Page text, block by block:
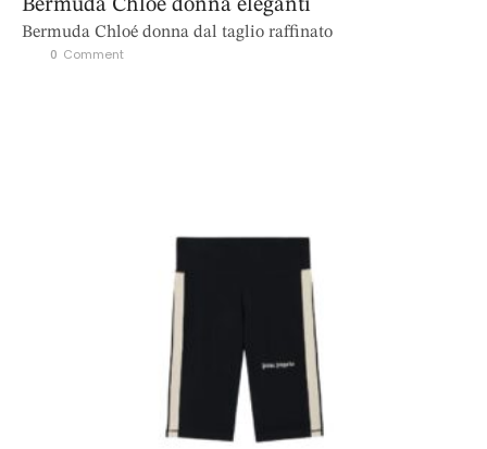
Bermuda Chloé donna eleganti
Bermuda Chloé donna dal taglio raffinato
0 Comment